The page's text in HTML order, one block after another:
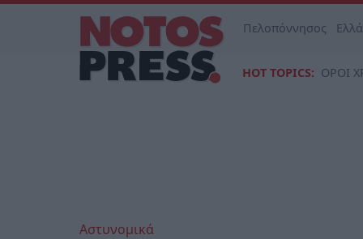
Πελοπόννησος
HOT TOPICS: ΟΡΟΙ
Αστυνομικά